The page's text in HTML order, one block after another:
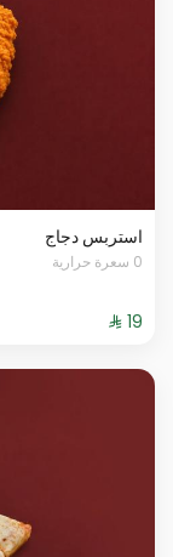
استربس دجاج
0 سعرة حرارية